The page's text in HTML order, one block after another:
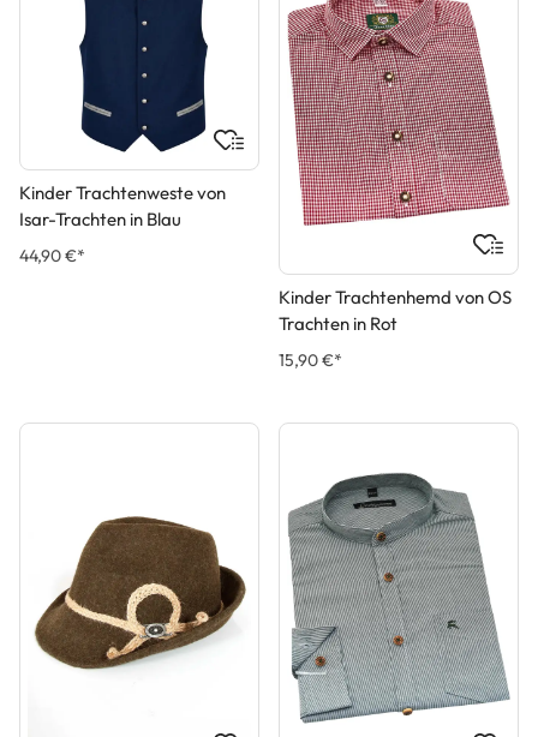
Kinder Trachtenweste von
Isar-Trachten in Blau
44,90 €*
Kinder Trachtenhemd von OS
Trachten in Rot
15,90 €*